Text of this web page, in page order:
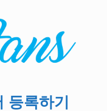
록하기